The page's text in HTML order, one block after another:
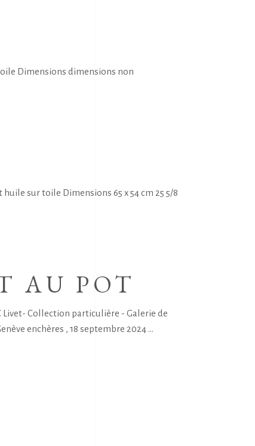
Dimensions dimensions non
sur toile Dimensions 65 x 54 cm 25 5/8
AU POT
Livet- Collection particulière - Galerie de
enchères , 18 septembre 2024